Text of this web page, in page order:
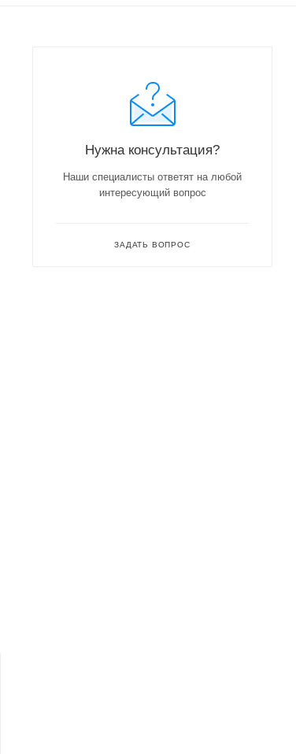
Нужна консультация?
Наши специалисты ответят на любой
интересующий вопрос
ЗАДАТЬ ВОПРОС